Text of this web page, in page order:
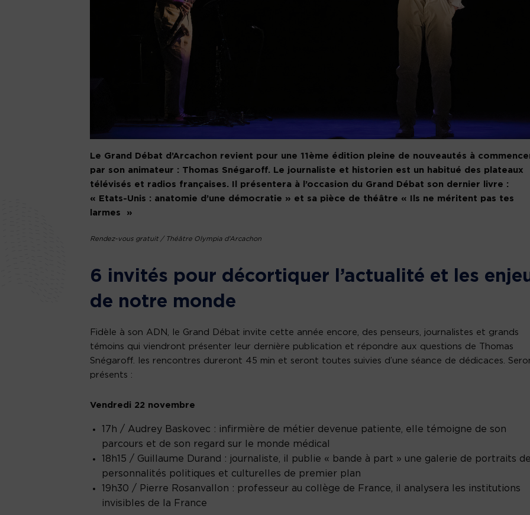
Le Grand Débat d’Arcachon revient pour une 11ème édition pleine de nouveautés à
par son animateur : Thomas Snégaroff. Le journaliste et historien est un habitué des plateaux
télévisés et radios françaises. Il présentera à l’occasion du Grand Débat son dernier livre :
« Etats-Unis : anatomie d’une démocratie » et sa pièce de théâtre « Ils ne méritent pas tes
larmes »
Rendez-vous gratuit / Théâtre Olympia d’Arcachon
6 invités pour décortiquer l’actualité et les
de notre monde
Fidèle à son ADN, le Grand Débat invite cette année encore, des penseurs, journalistes et grands
témoins qui viendront présenter leur dernière publication et répondre aux questions de Thomas
Snégaroff. les rencontres dureront 45 min et seront toutes suivies d’une séance de dédicaces.
présents :
Vendredi 22 novembre
17h / Audrey Baskovec : infirmière de métier devenue patiente, elle témoigne de son
parcours et de son regard sur le monde médical
18h15 / Guillaume Durand : journaliste, il publie « bande à part » une galerie de portraits
personnalités politiques et culturelles de premier plan
19h30 / Pierre Rosanvallon : professeur au collège de France, il analysera les institutions
invisibles de la France